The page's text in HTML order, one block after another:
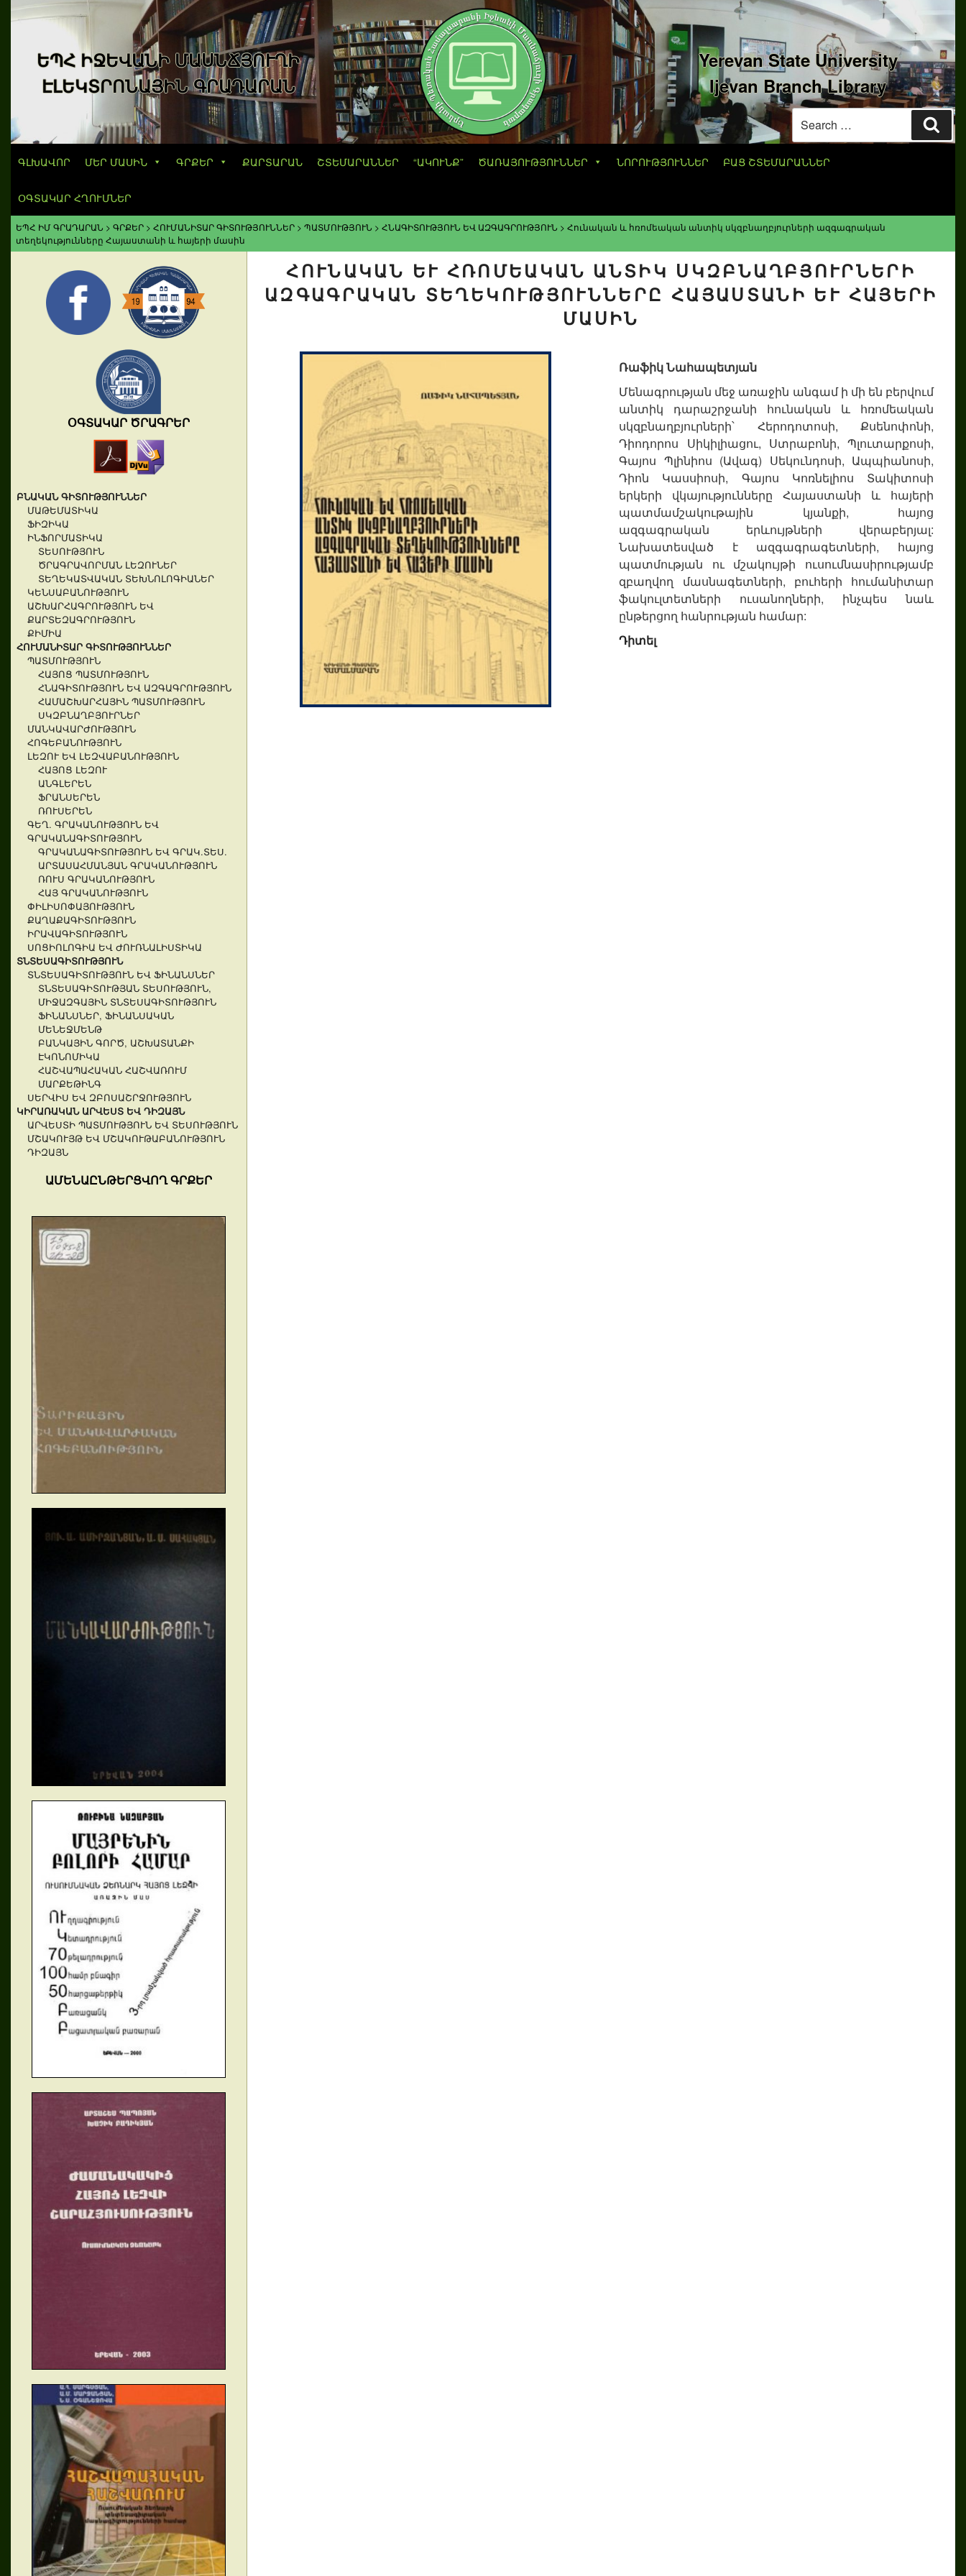
ԵՊՀ ԻՋԵՎԱՆԻ ՄԱՍՆՃՅՈՒՂԻ
ԷԼԵԿՏՐՈՆԱՅԻՆ ԳՐԱԴԱՐԱՆ
Yerevan State University
Ijevan Branch Library
Search
for:
ԳԼԽԱՎՈՐ ՄԵՐ ՄԱՍԻՆ ԳՐՔԵՐ ՔԱՐՏԱՐԱՆ ՇՏԵՄԱՐԱՆՆԵՐ “ԱԿՈՒՆՔ” ԾԱՌԱՅՈՒԹՅՈՒՆՆԵՐ ՆՈՐՈՒԹՅՈՒՆՆԵՐ ԲԱՑ ՇՏԵՄԱՐԱՆՆԵՐ
ՕԳՏԱԿԱՐ ՀՂՈՒՄՆԵՐ
ԵՊՀ ԻՄ ԳՐԱԴԱՐԱՆ > ԳՐՔԵՐ > ՀՈՒՄԱՆԻՏԱՐ ԳԻՏՈՒԹՅՈՒՆՆԵՐ > ՊԱՏՄՈՒԹՅՈՒՆ > ՀՆԱԳԻՏՈՒԹՅՈՒՆ ԵՎ ԱԶԳԱԳՐՈՒԹՅՈՒՆ > Հունական և հռոմեական անտիկ սկզբնաղբյուրների ազգագրական
տեղեկությունները Հայաստանի և հայերի մասին
ՕԳՏԱԿԱՐ ԾՐԱԳՐԵՐ
ԲՆԱԿԱՆ ԳԻՏՈՒԹՅՈՒՆՆԵՐ
ՄԱԹԵՄԱՏԻԿԱ
ՖԻԶԻԿԱ
ԻՆՖՈՐՄԱՏԻԿԱ
ՏԵՍՈՒԹՅՈՒՆ
ԾՐԱԳՐԱՎՈՐՄԱՆ ԼԵԶՈՒՆԵՐ
ՏԵՂԵԿԱՏՎԱԿԱՆ ՏԵԽՆՈԼՈԳԻԱՆԵՐ
ԿԵՆՍԱԲԱՆՈՒԹՅՈՒՆ
ԱՇԽԱՐՀԱԳՐՈՒԹՅՈՒՆ ԵՎ
ՔԱՐՏԵԶԱԳՐՈՒԹՅՈՒՆ
ՔԻՄԻԱ
ՀՈՒՄԱՆԻՏԱՐ ԳԻՏՈՒԹՅՈՒՆՆԵՐ
ՊԱՏՄՈՒԹՅՈՒՆ
ՀԱՅՈՑ ՊԱՏՄՈՒԹՅՈՒՆ
ՀՆԱԳԻՏՈՒԹՅՈՒՆ ԵՎ ԱԶԳԱԳՐՈՒԹՅՈՒՆ
ՀԱՄԱՇԽԱՐՀԱՅԻՆ ՊԱՏՄՈՒԹՅՈՒՆ
ՍԿԶԲՆԱՂԲՅՈՒՐՆԵՐ
ՄԱՆԿԱՎԱՐԺՈՒԹՅՈՒՆ
ՀՈԳԵԲԱՆՈՒԹՅՈՒՆ
ԼԵԶՈՒ ԵՎ ԼԵԶՎԱԲԱՆՈՒԹՅՈՒՆ
ՀԱՅՈՑ ԼԵԶՈՒ
ԱՆԳԼԵՐԵՆ
ՖՐԱՆՍԵՐԵՆ
ՌՈՒՍԵՐԵՆ
ԳԵՂ. ԳՐԱԿԱՆՈՒԹՅՈՒՆ ԵՎ
ԳՐԱԿԱՆԱԳԻՏՈՒԹՅՈՒՆ
ԳՐԱԿԱՆԱԳԻՏՈՒԹՅՈՒՆ ԵՎ ԳՐԱԿ.ՏԵՍ.
ԱՐՏԱՍԱՀՄԱՆՅԱՆ ԳՐԱԿԱՆՈՒԹՅՈՒՆ
ՌՈՒՍ ԳՐԱԿԱՆՈՒԹՅՈՒՆ
ՀԱՅ ԳՐԱԿԱՆՈՒԹՅՈՒՆ
ՓԻԼԻՍՈՓԱՅՈՒԹՅՈՒՆ
ՔԱՂԱՔԱԳԻՏՈՒԹՅՈՒՆ
ԻՐԱՎԱԳԻՏՈՒԹՅՈՒՆ
ՍՈՑԻՈԼՈԳԻԱ ԵՎ ԺՈՒՌՆԱԼԻՍՏԻԿԱ
ՏՆՏԵՍԱԳԻՏՈՒԹՅՈՒՆ
ՏՆՏԵՍԱԳԻՏՈՒԹՅՈՒՆ ԵՎ ՖԻՆԱՆՍՆԵՐ
ՏՆՏԵՍԱԳԻՏՈՒԹՅԱՆ ՏԵՍՈՒԹՅՈՒՆ,
ՄԻՋԱԶԳԱՅԻՆ ՏՆՏԵՍԱԳԻՏՈՒԹՅՈՒՆ
ՖԻՆԱՆՍՆԵՐ, ՖԻՆԱՆՍԱԿԱՆ
ՄԵՆԵՋՄԵՆԹ
ԲԱՆԿԱՅԻՆ ԳՈՐԾ, ԱՇԽԱՏԱՆՔԻ
ԷԿՈՆՈՄԻԿԱ
ՀԱՇՎԱՊԱՀԱԿԱՆ ՀԱՇՎԱՌՈՒՄ
ՄԱՐՔԵԹԻՆԳ
ՍԵՐՎԻՍ ԵՎ ԶԲՈՍԱՇՐՋՈՒԹՅՈՒՆ
ԿԻՐԱՌԱԿԱՆ ԱՐՎԵՍՏ ԵՎ ԴԻԶԱՅՆ
ԱՐՎԵՍՏԻ ՊԱՏՄՈՒԹՅՈՒՆ ԵՎ ՏԵՍՈՒԹՅՈՒՆ
ՄՇԱԿՈՒՅԹ ԵՎ ՄՇԱԿՈՒԹԱԲԱՆՈՒԹՅՈՒՆ
ԴԻԶԱՅՆ
ԱՄԵՆԱԸՆԹԵՐՑՎՈՂ ԳՐՔԵՐ
ՀՈՒՆԱԿԱՆ ԵՒ ՀՌՈՄԵԱԿԱՆ ԱՆՏԻԿ ՍԿԶԲՆԱՂԲՅՈՒՐՆԵՐԻ Ա
ԶԳԱԳՐԱԿԱՆ ՏԵՂԵԿՈՒԹՅՈՒՆՆԵՐԸ ՀԱՅԱՍՏԱՆԻ ԵՒ ՀԱՅԵՐԻ ՄԱ
ՍԻՆ
Ռաֆիկ Նահապետյան
Մենագրության մեջ առաջին անգամ ի մի են բերվում
անտիկ դարաշրջանի հունական և հռոմեական
սկզբնաղբյուրների՝ Հերոդոտոսի, Քսենոփոնի,
Դիոդորոս Սիկիլիացու, Ստրաբոնի, Պլուտարքոսի,
Գայոս Պլինիոս (Ավագ) Սեկունդոսի, Ապպիանոսի,
Դիոն Կասսիոսի, Գայոս Կոռնելիոս Տակիտոսի
երկերի վկայությունները Հայաստանի և հայերի
պատմամշակութային կյանքի, հայոց
ազգագրական երևույթների վերաբերյալ:
Նախատեսված է ազգագրագետների, հայոց
պատմության ու մշակույթի ուսումնասիրությամբ
զբաղվող մասնագետների, բուհերի հումանիտար
ֆակուլտետների ուսանողների, ինչպես նաև
ընթերցող հանրության համար:
Դիտել